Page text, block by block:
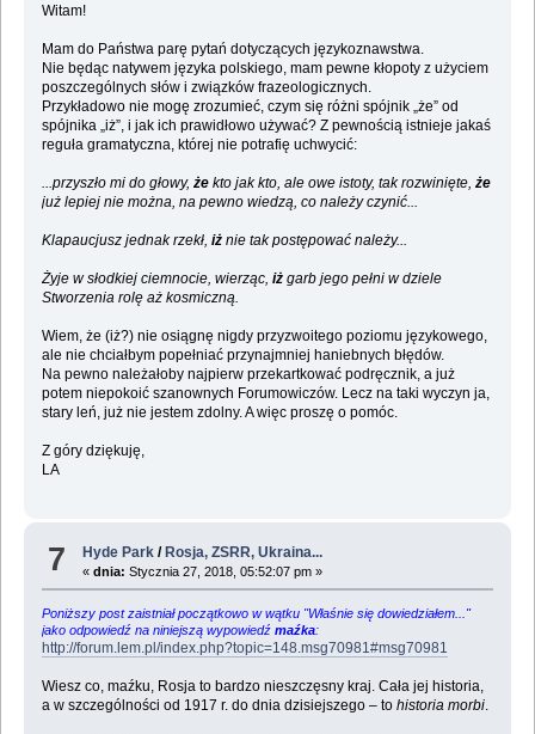
Witam!
Mam do Państwa parę pytań dotyczących językoznawstwa.
Nie będąc natywem języka polskiego, mam pewne kłopoty z użyciem
poszczególnych słów i związków frazeologicznych.
Przykładowo nie mogę zrozumieć, czym się różni spójnik „że” od
spójnika „iż”, i jak ich prawidłowo używać? Z pewnością istnieje jakaś
reguła gramatyczna, której nie potrafię uchwycić:
...przyszło mi do głowy, żekto jak kto, ale owe istoty, tak rozwinięte, że
już lepiej nie można, na pewno wiedzą, co należy czynić...
Klapaucjusz jednak rzekł, iżnie tak postępować należy...
Żyje w słodkiej ciemnocie, wierząc, iżgarb jego pełni w dziele
Stworzenia rolę aż kosmiczną.
Wiem, że (iż?) nie osiągnę nigdy przyzwoitego poziomu językowego,
ale nie chciałbym popełniać przynajmniej haniebnych błędów.
Na pewno należałoby najpierw przekartkować podręcznik, a już
potem niepokoić szanownych Forumowiczów. Lecz na taki wyczyn ja,
stary leń, już nie jestem zdolny. A więc proszę o pomóc.
Z góry dziękuję,
LA
7 Hyde Park / Rosja, ZSRR, Ukraina...
«dnia: Stycznia 27, 2018, 05:52:07 pm »
Poniższy post zaistniał początkowo w wątku "Właśnie się dowiedziałem..."
jako odpowiedź na niniejszą wypowiedź maźka:
http://forum.lem.pl/index.php?topic=148.msg70981#msg70981
Wiesz co, maźku, Rosja to bardzo nieszczęsny kraj. Cała jej historia,
a w szczególności od 1917 r. do dnia dzisiejszego – to historia morbi.